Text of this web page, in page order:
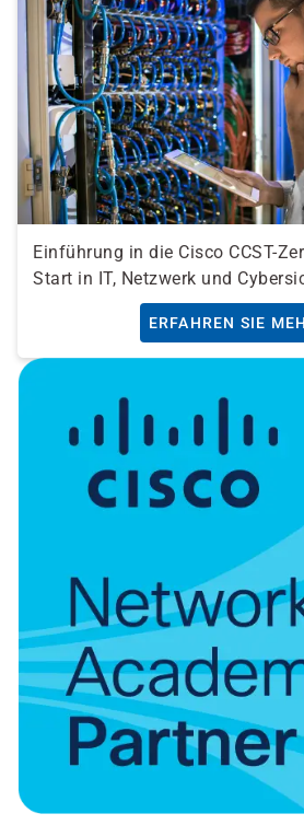
Einführung in die Cisco CCST-
Start in IT, Netzwerk und
ERFAHREN SIE